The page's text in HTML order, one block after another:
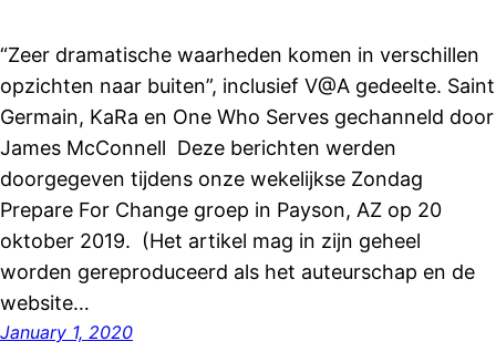
“Zeer dramatische waarheden komen in verschillen
opzichten naar buiten”, inclusief V@A gedeelte. Saint
Germain, KaRa en One Who Serves gechanneld door
James McConnell Deze berichten werden
doorgegeven tijdens onze wekelijkse Zondag
Prepare For Change groep in Payson, AZ op 20
oktober 2019. (Het artikel mag in zijn geheel
worden gereproduceerd als het auteurschap en de
website…
January 1, 2020